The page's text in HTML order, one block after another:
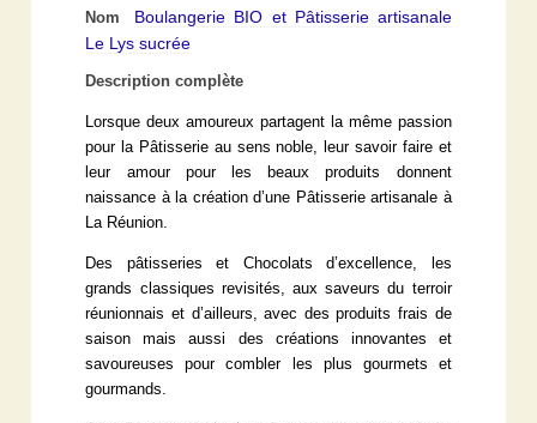
Nom
Boulangerie BIO et Pâtisserie artisanale
Le Lys sucrée
Description complète
Lorsque deux amoureux partagent la même passion
pour la Pâtisserie au sens noble, leur savoir faire et
leur amour pour les beaux produits donnent
naissance à la création d’une Pâtisserie artisanale à
La Réunion.
Des pâtisseries et Chocolats d’excellence, les
grands classiques revisités, aux saveurs du terroir
réunionnais et d’ailleurs, avec des produits frais de
saison mais aussi des créations innovantes et
savoureuses pour combler les plus gourmets et
gourmands.